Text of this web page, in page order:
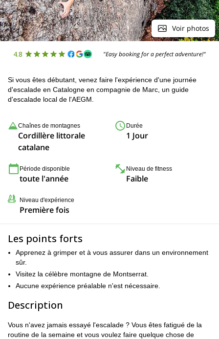
Voir photos
4.8 "Easy booking for a perfect adventure!"
Si vous êtes débutant, venez faire l'expérience d'une journée
d'escalade en Catalogne en compagnie de Marc, un guide
d'escalade local de l'AEGM.
Chaînes de montagnes
Cordillère littorale
catalane
Durée
1 Jour
Période disponible
toute l'année
Niveau de fitness
Faible
Niveau d'expérience
Première fois
Les points forts
Apprenez à grimper et à vous assurer dans un environnement
sûr.
Visitez la célèbre montagne de Montserrat.
Aucune expérience préalable n'est nécessaire.
Description
Vous n'avez jamais essayé l'escalade ? Vous êtes fatigué de la
routine de la semaine et vous voulez faire quelque chose de